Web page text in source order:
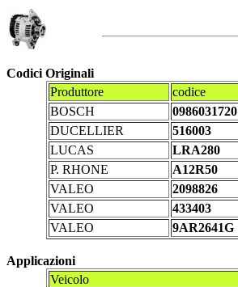
Codici Originali
Produttore
codice
BOSCH
0986031720
DUCELLIER
516003
LUCAS
LRA280
P. RHONE
A12R50
VALEO
2098826
VALEO
433403
VALEO
9AR2641G
Applicazioni
Veicolo